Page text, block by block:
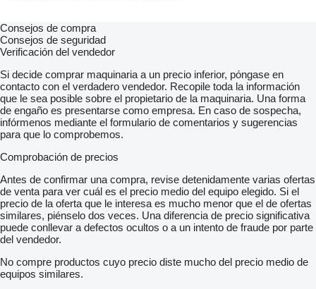
Consejos de compra
Consejos de seguridad
Verificación del vendedor
Si decide comprar maquinaria a un precio inferior, póngase en
contacto con el verdadero vendedor. Recopile toda la información
que le sea posible sobre el propietario de la maquinaria. Una forma
de engaño es presentarse como empresa. En caso de sospecha,
infórmenos mediante el formulario de comentarios y sugerencias
para que lo comprobemos.
Comprobación de precios
Antes de confirmar una compra, revise detenidamente varias ofertas
de venta para ver cuál es el precio medio del equipo elegido. Si el
precio de la oferta que le interesa es mucho menor que el de ofertas
similares, piénselo dos veces. Una diferencia de precio significativa
puede conllevar a defectos ocultos o a un intento de fraude por parte
del vendedor.
No compre productos cuyo precio diste mucho del precio medio de
equipos similares.